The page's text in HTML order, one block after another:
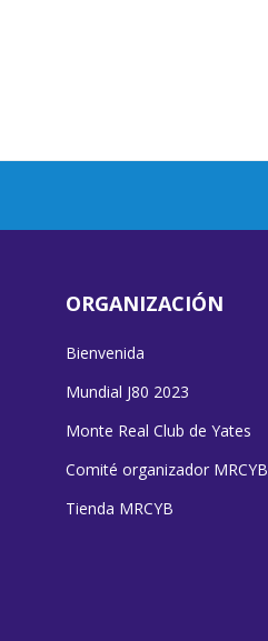
ORGANIZACIÓN
Bienvenida
Mundial J80 2023
Monte Real Club de Yates
Comité organizador MRCYB
Tienda MRCYB